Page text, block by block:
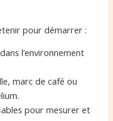
pour démarrer :
l’environnement
marc de café ou
pour mesurer et